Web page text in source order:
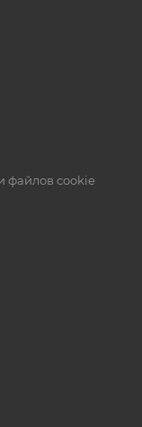
файлов cookie